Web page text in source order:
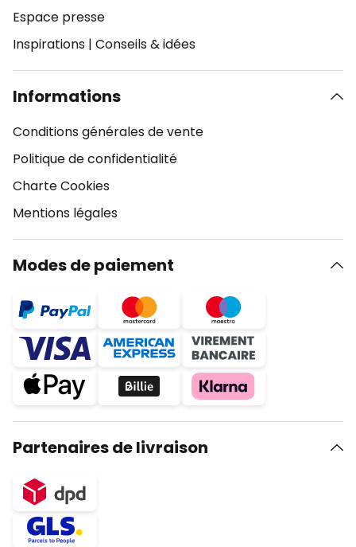
Espace presse
Inspirations | Conseils & idées
Informations
Conditions générales de vente
Politique de confidentialité
Charte Cookies
Mentions légales
Modes de paiement
Partenaires de livraison